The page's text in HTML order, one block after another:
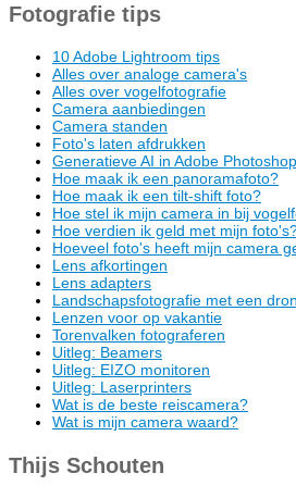
Fotografie tips
10 Adobe Lightroom tips
Alles over analoge camera's
Alles over vogelfotografie
Camera aanbiedingen
Camera standen
Foto's laten afdrukken
Generatieve AI in Adobe Photoshop
Hoe maak ik een panoramafoto?
Hoe maak ik een tilt-shift foto?
Hoe stel ik mijn camera in bij
Hoe verdien ik geld met mijn
Hoeveel foto's heeft mijn camera
Lens afkortingen
Lens adapters
Landschapsfotografie met een
Lenzen voor op vakantie
Torenvalken fotograferen
Uitleg: Beamers
Uitleg: EIZO monitoren
Uitleg: Laserprinters
Wat is de beste reiscamera?
Wat is mijn camera waard?
Thijs Schouten